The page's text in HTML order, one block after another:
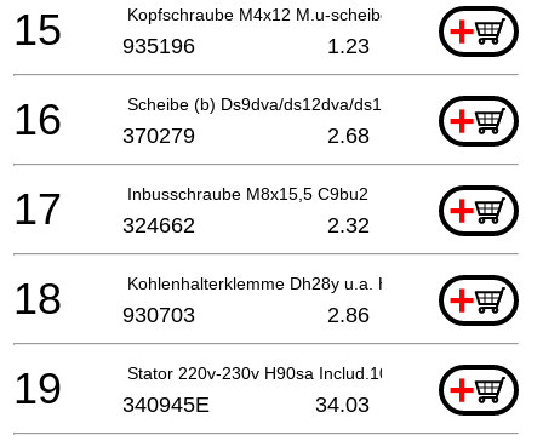
Kopfschraube M4x12 M.u-scheibe (schwarz), C 8fshe
+
15 935196 1.23
Scheibe (b) Ds9dva/ds12dva/ds14dv Ds14dva/
+
16 370279 2.68
Inbusschraube M8x15,5 C9bu2 +
17 324662 2.32
Kohlenhalterklemme Dh28y u.a. H30pv/vb16y/
+
18 930703 2.86
Stator 220v-230v H90sa Includ.103 Für Nzl,saf
+
19 340945E 34.03